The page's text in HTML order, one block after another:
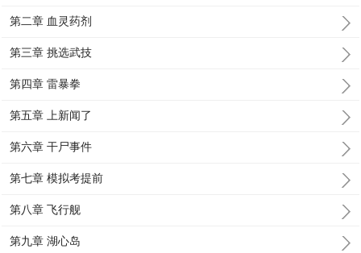
第二章 血灵药剂
第三章 挑选武技
第四章 雷暴拳
第五章 上新闻了
第六章 干尸事件
第七章 模拟考提前
第八章 飞行舰
第九章 湖心岛